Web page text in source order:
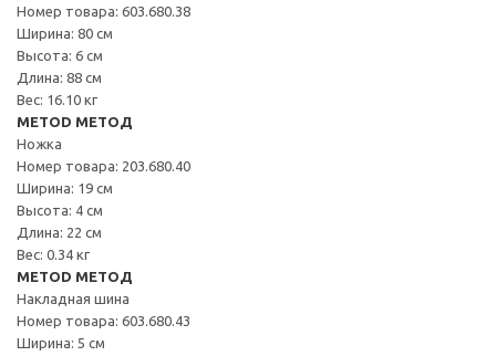
Номер товара: 603.680.38
Ширина: 80 см
Высота: 6 см
Длина: 88 см
Вес: 16.10 кг
METOD МЕТОД
Ножка
Номер товара: 203.680.40
Ширина: 19 см
Высота: 4 см
Длина: 22 см
Вес: 0.34 кг
METOD МЕТОД
Накладная шина
Номер товара: 603.680.43
Ширина: 5 см